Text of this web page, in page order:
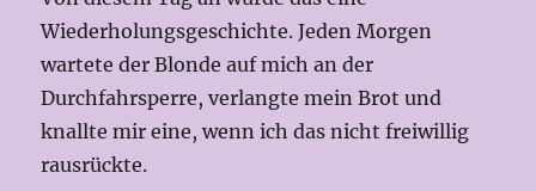
Wiederholungsgeschichte. Jeden Morgen
wartete der Blonde auf mich an der
Durchfahrsperre, verlangte mein Brot und
knallte mir eine, wenn ich das nicht freiwillig
rausrückte.